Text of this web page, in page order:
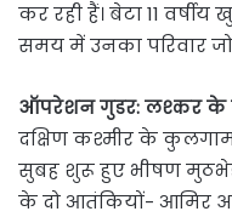
कर रही हैं। बेटा 11
समय में उनका परिवार
ऑपरेशन गुडर: लश्कर के
दक्षिण कश्मीर के
सुबह शुरू हुए भीषण
के दो आतंकियों- आमिर